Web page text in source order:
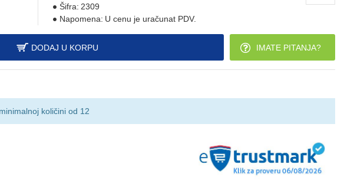
Šifra: 2309
Napomena: U cenu je uračunat PDV.
DODAJ U KORPU IMATE PITANJA?
količini od 12